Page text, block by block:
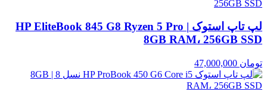
لپ تاپ استوک HP EliteBook 845 G8 Ryzen 5 Pro |
8GB RAM، 256GB SSD
تومان